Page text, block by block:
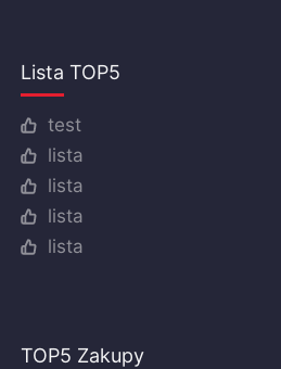
Lista TOP5
test
lista
lista
lista
lista
TOP5 Zakupy